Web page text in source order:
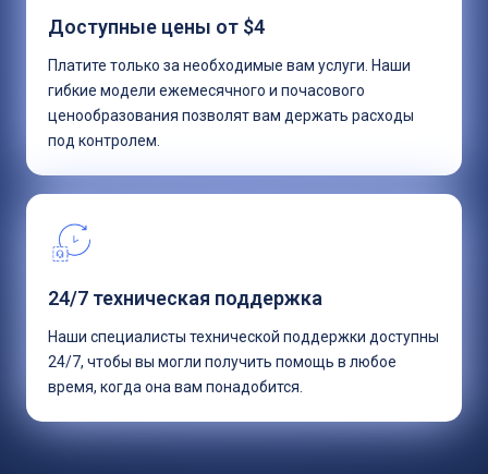
Доступные цены от $4
Платите только за необходимые вам услуги. Наши
гибкие модели ежемесячного и почасового
ценообразования позволят вам держать расходы
под контролем.
24/7 техническая поддержка
Наши специалисты технической поддержки доступны
24/7, чтобы вы могли получить помощь в любое
время, когда она вам понадобится.